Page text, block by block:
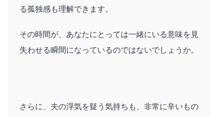
る孤独感も理解できます。
その時間が、あなたにとっては一緒にいる意味を見
失わせる瞬間になっているのではないでしょうか。
さらに、夫の浮気を疑う気持ちも、非常に辛いもの